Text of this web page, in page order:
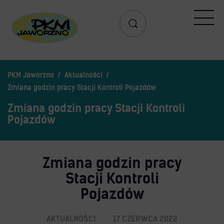
Schemat linii dziennych
Zaplanuj podróż – wyszukiwarka połączeń
Mapa przystanków i połączeń
Aplikacja mobilna PKM
Cennik biletów
Uprawnienia do ulg
Regulamin przewozów
PKM Jaworzno
Aktualności
Zmiana godzin pracy Stacji Kontroli Pojazdów
Zmiana godzin pracy Stacji Kontroli
Pojazdów
Zmiana godzin pracy
Stacji Kontroli
Pojazdów
AKTUALNOŚCI 17 CZERWCA 2022